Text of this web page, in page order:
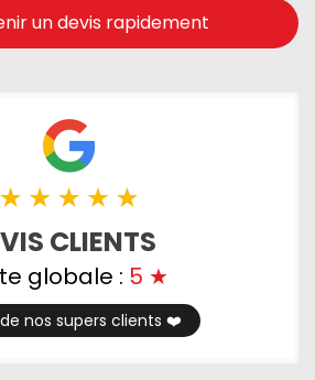
un devis rapidement
CLIENTS
globale : 5 ★
nos supers clients ❤️️